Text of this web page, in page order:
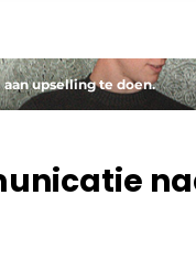
upselling te doen.